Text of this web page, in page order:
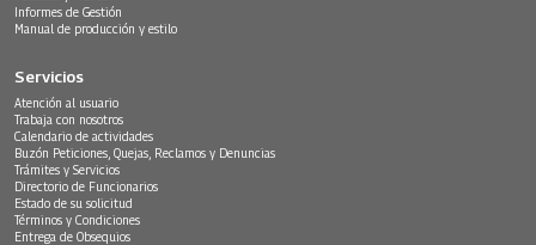
Informes de Gestión
Manual de producción y estilo
Servicios
Atención al usuario
Trabaja con nosotros
Calendario de actividades
Buzón Peticiones, Quejas, Reclamos y Denuncias
Trámites y Servicios
Directorio de Funcionarios
Estado de su solicitud
Términos y Condiciones
Entrega de Obsequios